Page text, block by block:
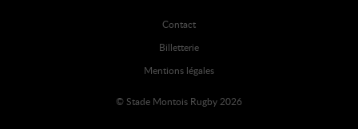
Contact
Billetterie
Mentions légales
© Stade Montois Rugby 2026